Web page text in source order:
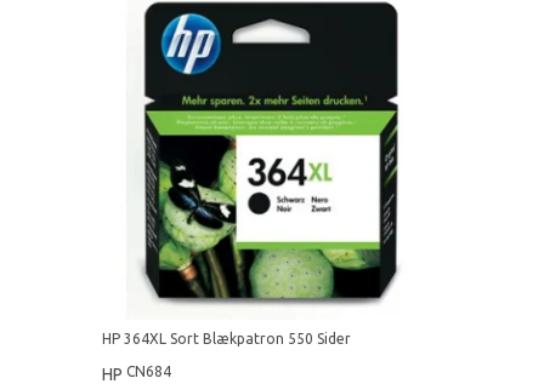
HP 364XL Sort Blækpatron 550 Sider
HP CN684